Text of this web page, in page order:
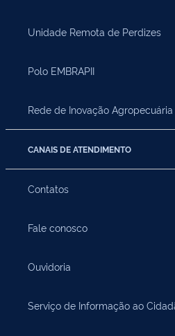
Unidade Remota de Perdizes
Polo EMBRAPII
Rede de Inovação
CANAIS DE ATENDIMENTO
Contatos
Fale conosco
Ouvidoria
Serviço de Informação ao